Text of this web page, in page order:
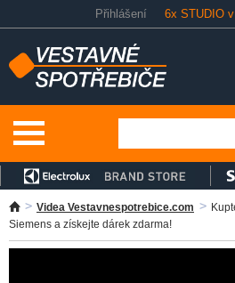
Přihlášení 6x STUDIO
Videa Vestavnespotrebice.com
Siemens a získejte dárek zdarma!